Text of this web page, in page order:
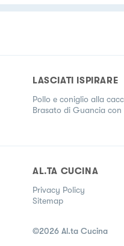
LASCIATI ISPIRARE
Pollo e coniglio alla
Brasato di Guancia
AL.TA CUCINA
Privacy Policy
Sitemap
©2026 Al.ta Cucina